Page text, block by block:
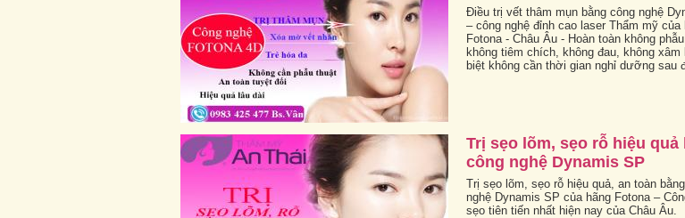
Điều trị vết thâm mụn bằng công nghệ
– công nghệ đỉnh cao laser Thẩm mỹ của
Fotona - Châu Âu - Hoàn toàn không phẫu
không tiêm chích, không đau, không xâm
biệt không cần thời gian nghỉ dưỡng sau
Trị sẹo lõm, sẹo rỗ hiệu quả
công nghệ Dynamis SP
Trị sẹo lõm, sẹo rỗ hiệu quả, an toàn
nghệ Dynamis SP của hãng Fotona –
sẹo tiên tiến nhất hiện nay của Châu Âu.